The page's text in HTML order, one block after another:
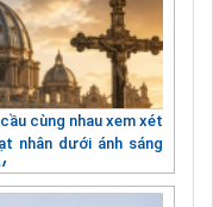
cùng nhau xem xét
nhân dưới ánh sáng